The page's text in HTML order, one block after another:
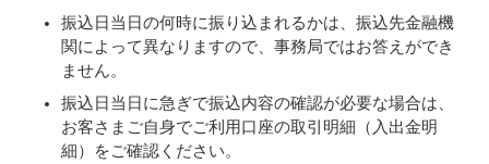
振込日当日の何時に振り込まれるかは、振込先金融機
関によって異なりますので、事務局ではお答えができ
ません。
振込日当日に急ぎで振込内容の確認が必要な場合は、
お客さまご自身でご利用口座の取引明細（入出金明
細）をご確認ください。